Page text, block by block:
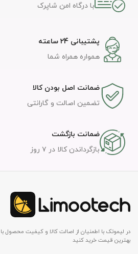
با درگاه امن شاپرک
پشتیبانی 24 ساعته
همواره همراه شما
ضمانت اصل بودن کالا
تضمین اصالت و گارانتی
ضمانت بازگشت
بازگرداندن کالا در ۷ روز
در لیموتک با اطمنیان از اصالت کالا و کیفیت محصول با
بهترین قیمت خرید کنید